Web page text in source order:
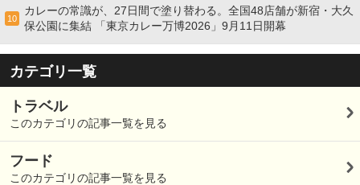
10
カレーの常識が、27日間で塗り替わる。全国48店舗が新宿・大久
保公園に集結 「東京カレー万博2026」9月11日開幕
カテゴリ一覧
トラベル
このカテゴリの記事一覧を見る
フード
このカテゴリの記事一覧を見る